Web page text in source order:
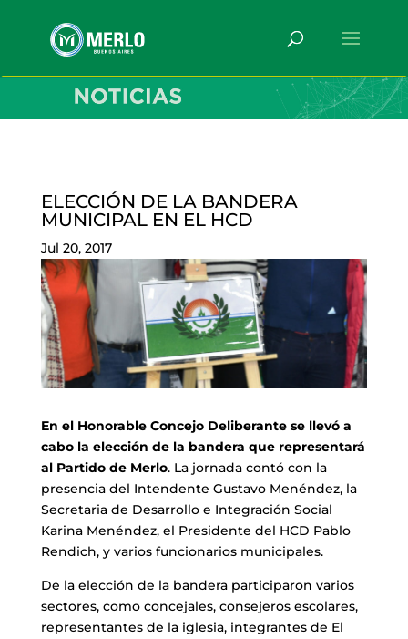
ELECCIÓN DE LA BANDERA
MUNICIPAL EN EL HCD
Jul 20, 2017
En el Honorable Concejo Deliberante se llevó a
cabo la elección de la bandera que representará
al Partido de Merlo. La jornada contó con la
presencia del Intendente Gustavo Menéndez, la
Secretaria de Desarrollo e Integración Social
Karina Menéndez, el Presidente del HCD Pablo
Rendich, y varios funcionarios municipales.
De la elección de la bandera participaron varios
sectores, como concejales, consejeros escolares,
representantes de la iglesia, integrantes de El